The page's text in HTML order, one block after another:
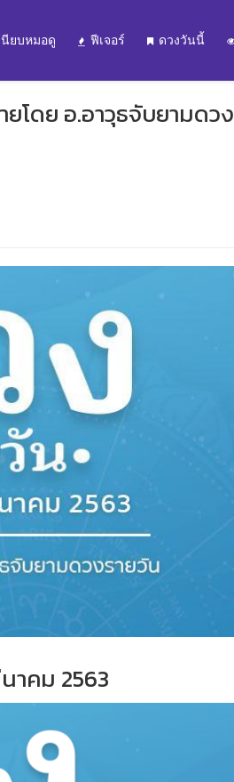
นียบหมอดู ฟีเจอร์ ดวงวันนี้
โดย อ.อาวุธจับยามดวง
าคม 2563